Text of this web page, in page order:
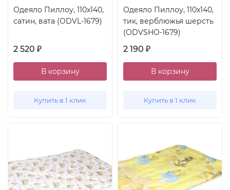
Одеяло Пиллоу, 110x140,
сатин, вата (ODVL-1679)
2 520 ₽
В корзину
Купить в 1 клик
Одеяло Пиллоу, 110x140,
тик, верблюжья шерсть
(ODVSHO-1679)
2 190 ₽
В корзину
Купить в 1 клик